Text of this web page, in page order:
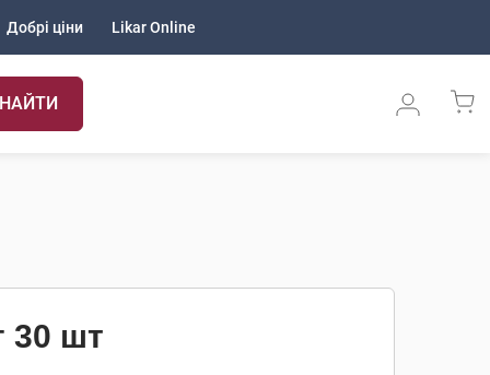
Добрі ціни Likar Online
30 шт